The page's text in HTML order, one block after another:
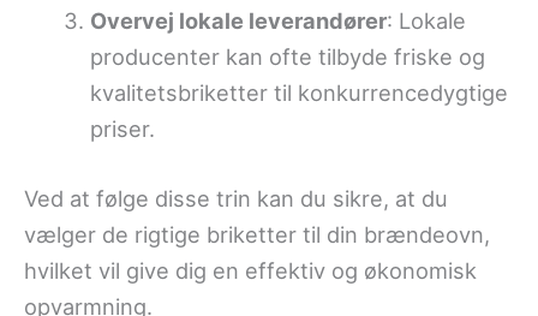
Overvej lokale leverandører: Lokale
producenter kan ofte tilbyde friske og
kvalitetsbriketter til konkurrencedygtige
priser.
Ved at følge disse trin kan du sikre, at du
vælger de rigtige briketter til din brændeovn,
hvilket vil give dig en effektiv og økonomisk
opvarmning.